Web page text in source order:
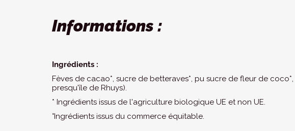
Informations :
Ingrédients :
Fèves de cacao*, sucre de betteraves*, pu sucre de fleur de
presqu'île de Rhuys).
* Ingrédients issus de l'agriculture biologique UE et non UE.
°Ingrédients issus du commerce équitable.